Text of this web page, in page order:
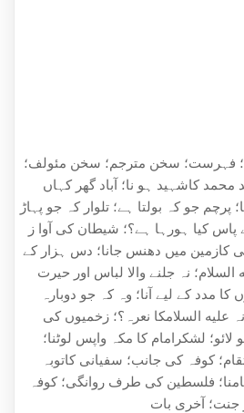
فہرست؛ سخن مترجم؛ سخن مئولف؛
محمد کاشہید ہو نا؛ آباد گھر کہاں
پرچم جو کہ بولتا ہے؛ تلوار کہ جو پہاڑ
پاس کیا ہورہا ہے؟؛ شیطان کی آوا ز
کازمین میں دھنس جانا؛ دس ہزار کے
السلام؛ نہ جلنے والا لباس اور حیرت
مدد کے لیے آنا؛ وہ کہ جو دوبارہ
علیه السلامکا نعرہ؟؛ زخمیوں کی
لشکرامام کا مکہ واپس لوٹنا؛
کوفہ کی جانب؛ سفیانی کاتوبہ
فلسطین کی طرف روانگی؛ کوفہ
آخری بات